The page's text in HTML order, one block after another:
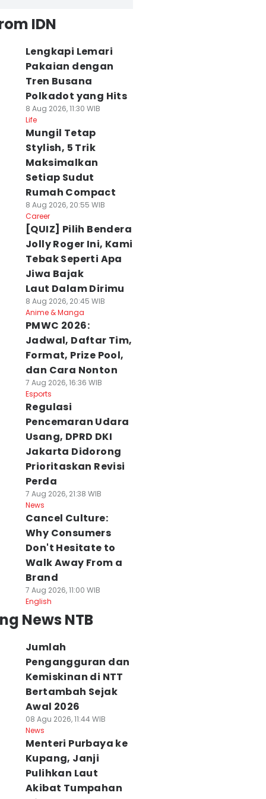
IDN
Lengkapi Lemari
Pakaian dengan
Tren Busana
Polkadot yang Hits
8 Aug 2026, 11:30 WIB
Life
Mungil Tetap
Stylish, 5 Trik
Maksimalkan
Setiap Sudut
Rumah Compact
8 Aug 2026, 20:55 WIB
Career
[QUIZ] Pilih Bendera
Jolly Roger Ini, Kami
Tebak Seperti Apa
Jiwa Bajak
Laut Dalam Dirimu
8 Aug 2026, 20:45 WIB
Anime & Manga
PMWC 2026:
Jadwal, Daftar Tim,
Format, Prize Pool,
dan Cara Nonton
7 Aug 2026, 16:36 WIB
Esports
Regulasi
Pencemaran Udara
Usang, DPRD DKI
Jakarta Didorong
Prioritaskan Revisi
Perda
7 Aug 2026, 21:38 WIB
News
Cancel Culture:
Why Consumers
Don't Hesitate to
Walk Away From a
Brand
7 Aug 2026, 11:00 WIB
English
News NTB
Jumlah
Pengangguran dan
Kemiskinan di NTT
Bertambah Sejak
Awal 2026
08 Agu 2026, 11:44 WIB
News
Menteri Purbaya ke
Kupang, Janji
Pulihkan Laut
Akibat Tumpahan